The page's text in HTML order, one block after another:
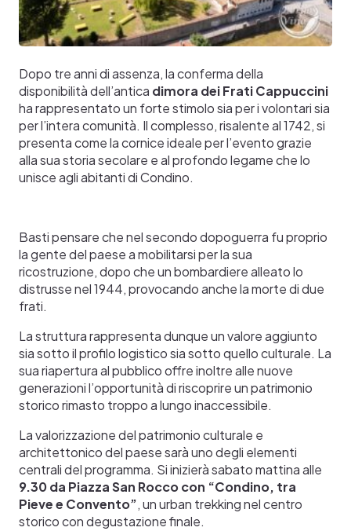
Dopo tre anni di assenza, la conferma della
disponibilità dell’antica dimora dei Frati Cappuccini
ha rappresentato un forte stimolo sia per i volontari sia
per l’intera comunità. Il complesso, risalente al 1742, si
presenta come la cornice ideale per l’evento grazie
alla sua storia secolare e al profondo legame che lo
unisce agli abitanti di Condino.
Basti pensare che nel secondo dopoguerra fu proprio
la gente del paese a mobilitarsi per la sua
ricostruzione, dopo che un bombardiere alleato lo
distrusse nel 1944, provocando anche la morte di due
frati.
La struttura rappresenta dunque un valore aggiunto
sia sotto il profilo logistico sia sotto quello culturale. La
sua riapertura al pubblico offre inoltre alle nuove
generazioni l’opportunità di riscoprire un patrimonio
storico rimasto troppo a lungo inaccessibile.
La valorizzazione del patrimonio culturale e
architettonico del paese sarà uno degli elementi
centrali del programma. Si inizierà sabato mattina alle
9.30 da Piazza San Rocco con “Condino, tra
Pieve e Convento”, un urban trekking nel centro
storico con degustazione finale.